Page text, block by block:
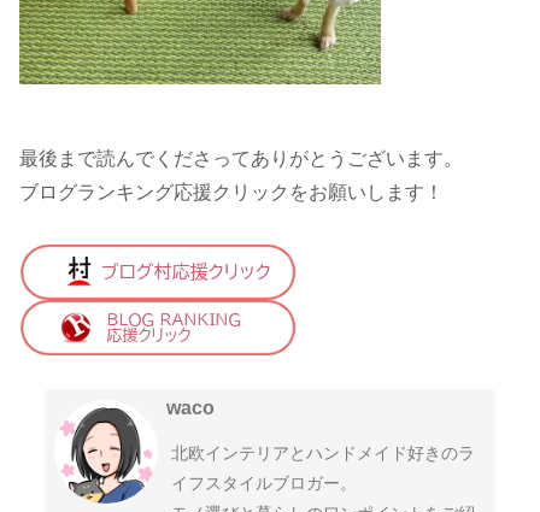
最後まで読んでくださってありがとうございます。
ブログランキング応援クリックをお願いします！
waco
北欧インテリアとハンドメイド好きのラ
イフスタイルブロガー。